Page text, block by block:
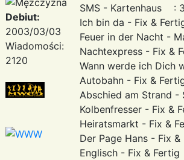
Debiut:
2003/03/03
Wiadomości:
2120
SMS - Kartenhaus :
Ich bin da - Fix &
Feuer in der Nacht
Nachtexpress - Fix &
Wann werde ich
Autobahn - Fix &
Abschied am Strand
Kolbenfresser - Fix
Heiratsmarkt - Fix &
Der Page Hans - Fix
Englisch - Fix &